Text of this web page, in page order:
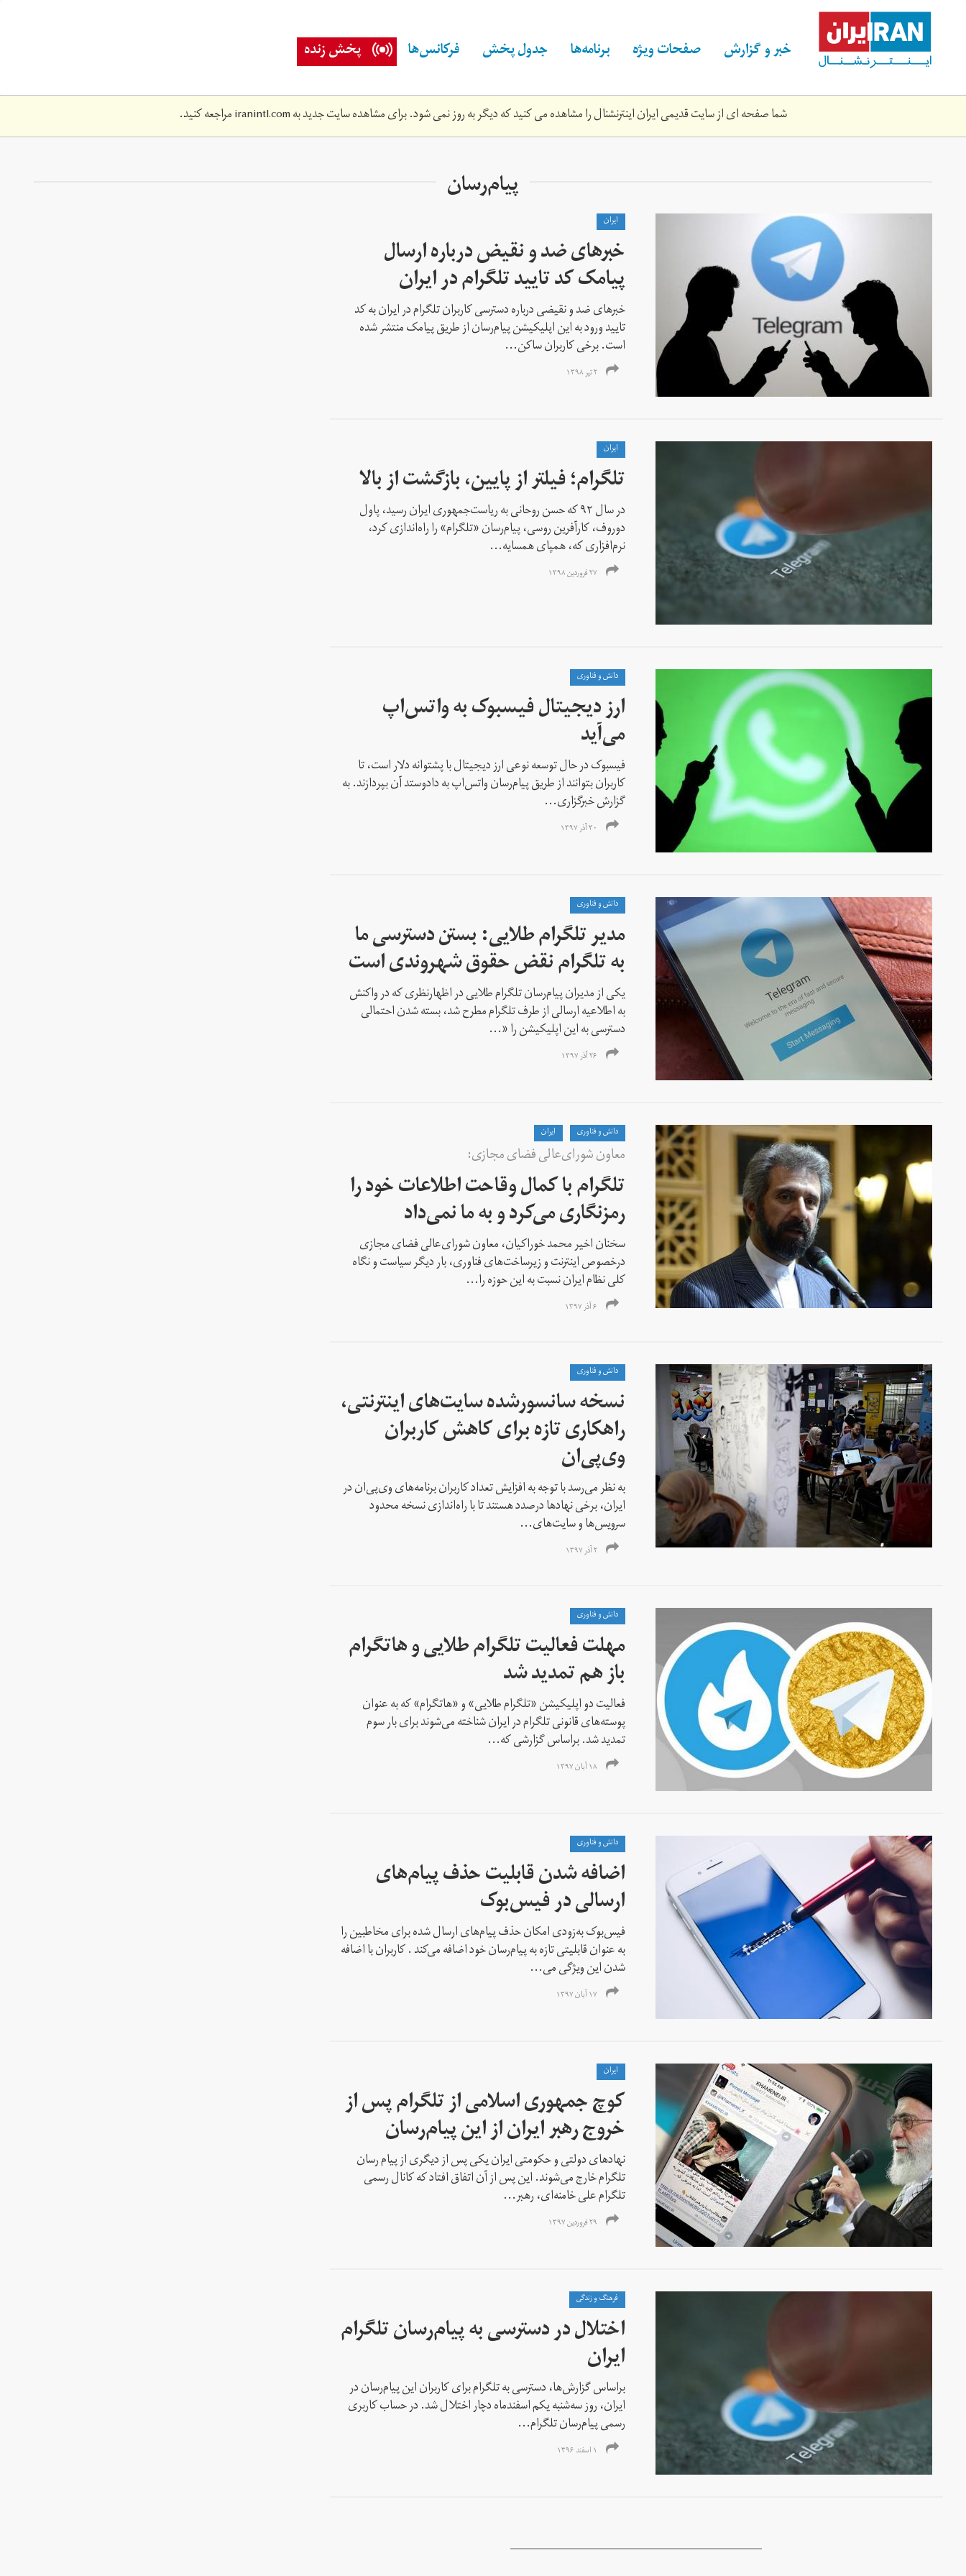
content خبر و گزارش صفحات ویژه برنامه‌ها جدول پخش فرکانس‌ها پخش زنده
شما صفحه ای از سایت قدیمی ایران اینترنشنال را مشاهده می کنید که دیگر به روز نمی شود. برای مشاهده سایت جدید بهiranintl.comمراجعه کنید.
پیام‌رسان
ايران
خبرهای ضد و نقیض درباره ارسال
پیامک‌ کد تایید تلگرام در ایران
خبرهای ضد و نقیضی درباره دسترسی کاربران تلگرام در ایران به کد
تایید ورود به این اپلیکیشن پیام‌رسان از طریق پیامک منتشر شده
است. برخی کاربران ساکن...
۲ تیر ۱۳۹۸
ايران
تلگرام؛ فیلتر از پایین‌،‌ بازگشت از بالا
در سال ۹۲ که حسن روحانی به ریاست‌جمهوری ایران رسید،‌ پاول
دوروف، کارآفرین روسی، پیام‌رسان «تلگرام» را راه‌اندازی کرد،
نرم‌افزاری که، همپای همسایه...
۲۷ فروردین ۱۳۹۸
دانش و فناوری
ارز دیجیتال فیسبوک به واتس‌اپ
می‌آید
فیسبوک در حال توسعه نوعی ارز دیجیتال با پشتوانه دلار است، تا
کاربران بتوانند از طریق پیام‌رسان واتس‌اپ به داد‌و‌ستد آن بپردازند. به
گزارش خبرگزاری...
۳۰ آذر ۱۳۹۷
دانش و فناوری
مدیر تلگرام طلایی: بستن دسترسی ما
به تلگرام نقض حقوق شهروندی است
یکی از مدیران پیام‌رسان تلگرام طلایی در اظهار‌نظری که در واکنش
به اطلاعیه ارسالی از طرف تلگرام مطرح شد، بسته شدن احتمالی
دسترسی به این اپلیکیشن را «...
۲۶ آذر ۱۳۹۷
دانش و فناوری ايران
معاون شورای‌عالی فضای مجازی:
تلگرام با کمال وقاحت اطلاعات خود را
رمزنگاری می‌کرد و به ما نمی‌داد
سخنان اخیر محمد خوراکیان، معاون شورای‌عالی فضای مجازی
درخصوص اینترنت و زیرساخت‌های فناوری، بار دیگر سیاست و نگاه
کلی نظام ایران نسبت به این حوزه را...
۶ آذر ۱۳۹۷
دانش و فناوری
نسخه سانسور‌شده سایت‌های اینترنتی،
راهکاری تازه برای کاهش کاربران
وی‌پی‌ان
به نظر می‌رسد با توجه به افزایش تعداد کاربران برنامه‌های وی‌پی‌ان در
ایران، برخی نهادها در‌صدد هستند تا با راه‌اندازی نسخه محدود
سرویس‌ها و سایت‌های...
۲ آذر ۱۳۹۷
دانش و فناوری
مهلت فعالیت تلگرام طلایی و هاتگرام
باز هم تمدید شد
فعالیت دو اپلیکیشن «تلگرام طلایی» و «هاتگرام» که به عنوان
پوسته‌های قانونی تلگرام در ایران شناخته می‌شوند برای بار سوم
تمدید شد. براساس گزارشی که...
۱۸ آبان ۱۳۹۷
دانش و فناوری
اضافه شدن قابلیت حذف پیام‌های
ارسالی در فیس‌بوک
فیس‌بوک به‌زودی امکان حذف پیام‌های ارسال شده برای مخاطبین را
به عنوان قابلیتی تازه به پیام‌رسان خود اضافه می‌کند . کاربران با اضافه
شدن این ویژگی می‌...
۱۷ آبان ۱۳۹۷
ايران
کوچ جمهوری اسلامی از تلگرام پس از
خروج رهبر ایران از این پیام‌رسان
نهاد‌های دولتی و حکومتی ایران یکی پس از دیگری از پیام رسان
تلگرام خارج می‌شوند. این پس از آن اتفاق افتاد که کانال رسمی
تلگرام علی خامنه‌ای، رهبر...
۲۹ فروردین ۱۳۹۷
فرهنگ و زندگی
اختلال در دسترسی به پیام‌رسان تلگرام
ایران
براساس گزارش‌ها، دسترسی به تلگرام برای کاربران این پیام‌رسان در
ایران، روز سه‌شنبه یکم اسفندماه دچار اختلال شد. در حساب کاربری
رسمی پیام‌رسان تلگرام...
۱ اسفند ۱۳۹۶